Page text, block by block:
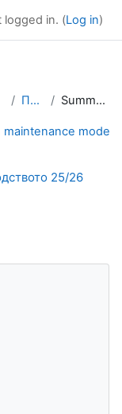
logged in. (Log in)
ПУП Summary
maintenance mode
25/26